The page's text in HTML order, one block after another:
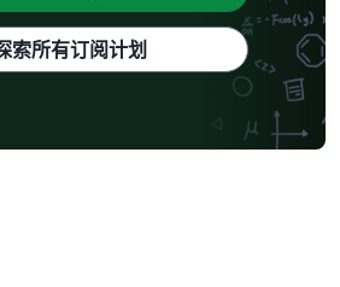
索所有订阅计划